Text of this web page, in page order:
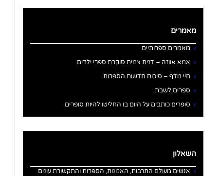
מאמרים
מאמרים ספרותיים
אמא אווזה – דנית צמית סוקרת ספרי ילדים
חיי מדף – סיכום חדשות הספרות
ספרים לשבת
סופרים כותבים על היום בו החליטו להיות סופרים
השאלון
אנשים מעולם התרבות, האמנות, הספרות והתקשורת עונים